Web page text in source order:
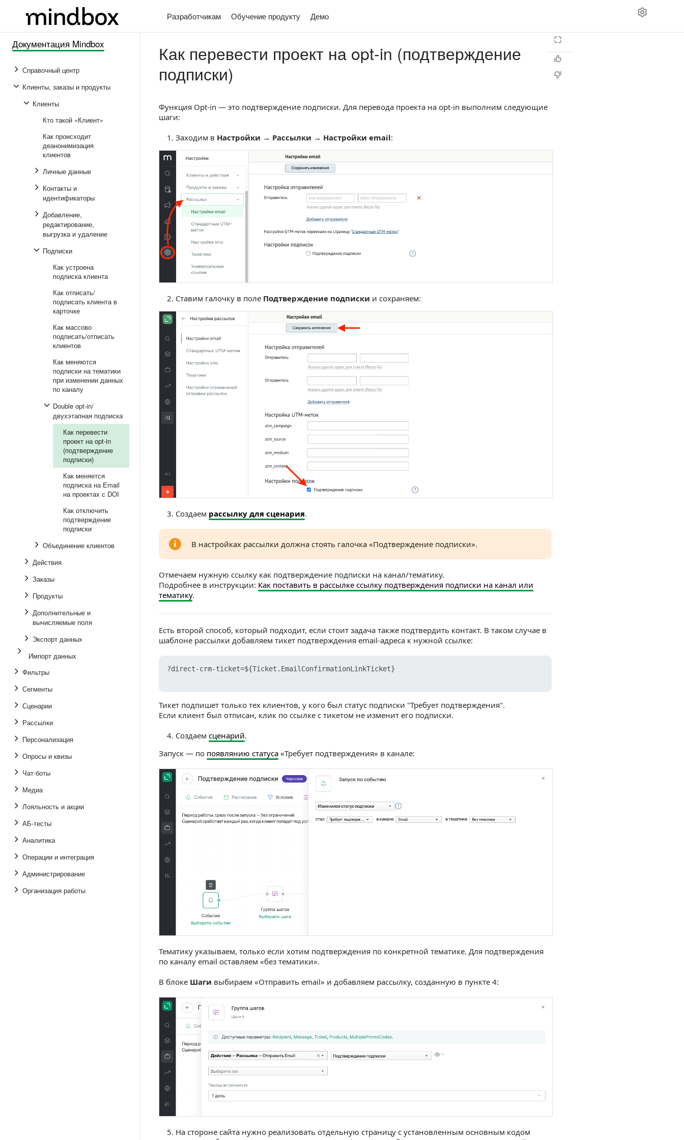
Разработчикам Обучение продукту Демо
Документация Mindbox
Справочный центр
Клиенты, заказы и продукты
Клиенты
Кто такой «Клиент»
Как происходит
деанонимизация
клиентов
Личные данные
Контакты и
идентификаторы
Добавление,
редактирование,
выгрузка и удаление
Подписки
Как устроена
подписка клиента
Как отписать/
подписать клиента в
карточке
Как массово
подписать/отписать
клиентов
Как меняются
подписки на тематики
при изменении данных
по каналу
Double opt-in/
двухэтапная подписка
Как перевести
проект на opt-in
(подтверждение
подписки)
Как меняется
подписка на Email
на проектах с DOI
Как отключить
подтверждение
подписки
Объединение клиентов
Действия
Заказы
Продукты
Дополнительные и
вычисляемые поля
Экспорт данных
Импорт данных
Фильтры
Сегменты
Сценарии
Рассылки
Персонализация
Опросы и квизы
Чат-боты
Медиа
Лояльность и акции
АБ-тесты
Аналитика
Операции и интеграция
Администрирование
Организация работы
Как перевести проект на opt-in (подтверждение
подписки)
Функция Opt-in — это подтверждение подписки. Для перевода проекта на opt-in выполним следующие
шаги:
Заходим в Настройки → Рассылки → Настройки email:
Ставим галочку в поле Подтверждение подписки и сохраняем:
Создаем рассылку для сценария.
В настройках рассылки должна стоять галочка «Подтверждение подписки».
Отмечаем нужную ссылку как подтверждение подписки на канал/тематику.
Подробнее в инструкции: Как поставить в рассылке ссылку подтверждения подписки на канал или
тематику.
Есть второй способ, который подходит, если стоит задача также подтвердить контакт. В таком случае в
шаблоне рассылки добавляем тикет подтверждения email-адреса к нужной ссылке:
?direct-crm-ticket=${Ticket.EmailConfirmationLinkTicket}
Тикет подпишет только тех клиентов, у кого был статус подписки "Требует подтверждения".
Если клиент был отписан, клик по ссылке с тикетом не изменит его подписки.
Создаем сценарий.
Запуск — по появлянию статуса «Требует подтверждения» в канале:
Тематику указываем, только если хотим подтверждения по конкретной тематике. Для подтверждения
по каналу email оставляем «без тематики».
В блоке Шаги выбираем «Отправить email» и добавляем рассылку, созданную в пункте 4:
На стороне сайта нужно реализовать отдельную страницу с установленным основным кодом